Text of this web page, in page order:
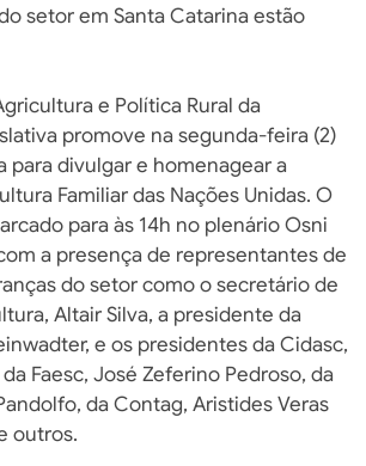
setor em Santa Catarina estão
e Política Rural da
promove na segunda-feira (2)
para divulgar e homenagear a
Familiar das Nações Unidas. O
para às 14h no plenário Osni
a presença de representantes de
do setor como o secretário de
Altair Silva, a presidente da
e os presidentes da Cidasc,
Faesc, José Zeferino Pedroso, da
da Contag, Aristides Veras
outros.